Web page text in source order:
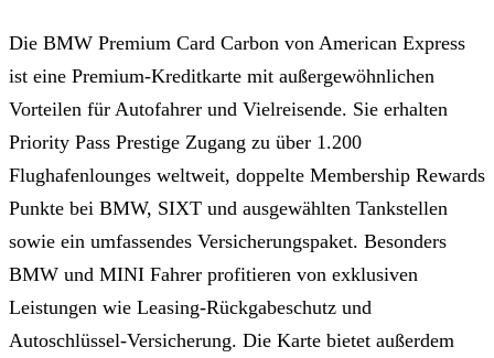
Die BMW Premium Card Carbon von American Express
ist eine Premium-Kreditkarte mit außergewöhnlichen
Vorteilen für Autofahrer und Vielreisende. Sie erhalten
Priority Pass Prestige Zugang zu über 1.200
Flughafenlounges weltweit, doppelte Membership Rewards
Punkte bei BMW, SIXT und ausgewählten Tankstellen
sowie ein umfassendes Versicherungspaket. Besonders
BMW und MINI Fahrer profitieren von exklusiven
Leistungen wie Leasing-Rückgabeschutz und
Autoschlüssel-Versicherung. Die Karte bietet außerdem